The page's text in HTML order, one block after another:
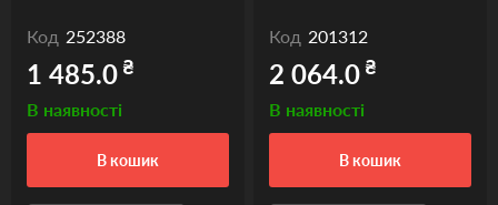
Код 252388
1 485.0₴
В наявності
в кошик
Код 201312
2 064.0₴
В наявності
в кошик